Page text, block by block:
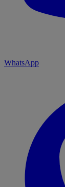
WhatsApp